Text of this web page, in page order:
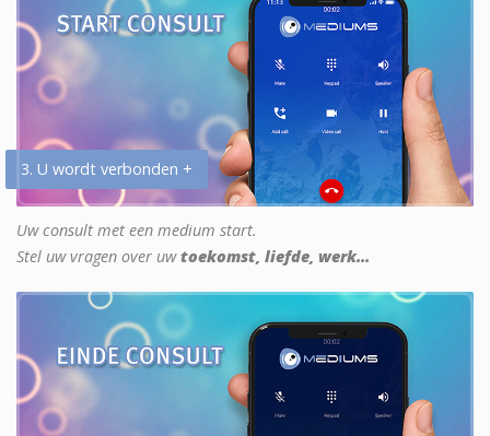
3. U wordt verbonden +
Uw consult met een medium start.
Stel uw vragen over uwtoekomst, liefde, werk...